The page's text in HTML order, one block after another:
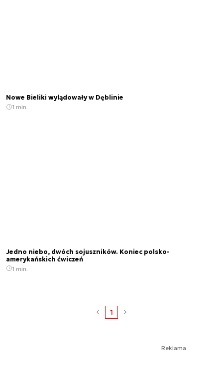
Nowe Bieliki wylądowały w Dęblinie
1 min.
Jedno niebo, dwóch sojuszników. Koniec polsko-
amerykańskich ćwiczeń
1 min.
1
Reklama